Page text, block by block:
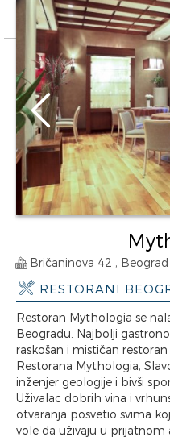
Bričaninova 42 , Beograd
RESTORANI
Restoran Mythologia se
Beogradu. Najbolji
raskošan i mističan
Restorana Mythologia,
inženjer geologije i bivši
Uživalac dobrih vina i
otvaranja posvetio svima
vole da uživaju u prijatnom